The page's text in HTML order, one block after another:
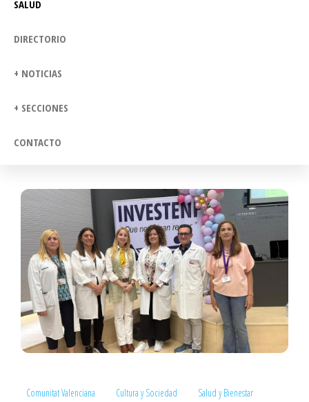
SALUD
DIRECTORIO
+ NOTICIAS
+ SECCIONES
CONTACTO
Comunitat Valenciana Cultura y Sociedad
Salud y Bienestar